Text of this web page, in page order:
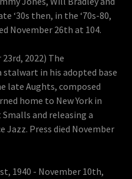
‘30s then, in the ‘70s-80,
November 26th at 104.
2022) The
in his adopted base
late Aughts, composed
home to New York in
and releasing a
Jazz. Press died November
1940 - November 10th,